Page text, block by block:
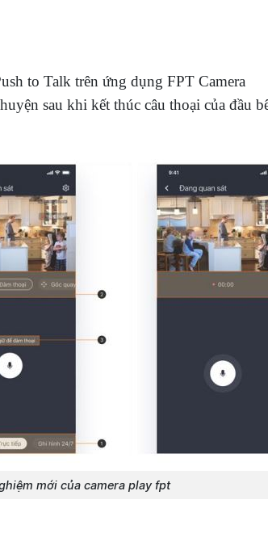
to Talk trên ứng dụng FPT Camera
sau khi kết thúc câu thoại của đầu
mới của camera play fpt